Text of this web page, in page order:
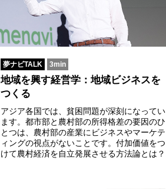
夢ナビTALK 3min
地域を興す経営学：地域ビジネスを
つくる
アジア各国では、貧困問題が深刻になってい
ます。都市部と農村部の所得格差の要因のひ
とつは、農村部の産業にビジネスやマーケテ
ィングの視点がないことです。付加価値をつ
けて農村経済を自立発展させる方法論とは？